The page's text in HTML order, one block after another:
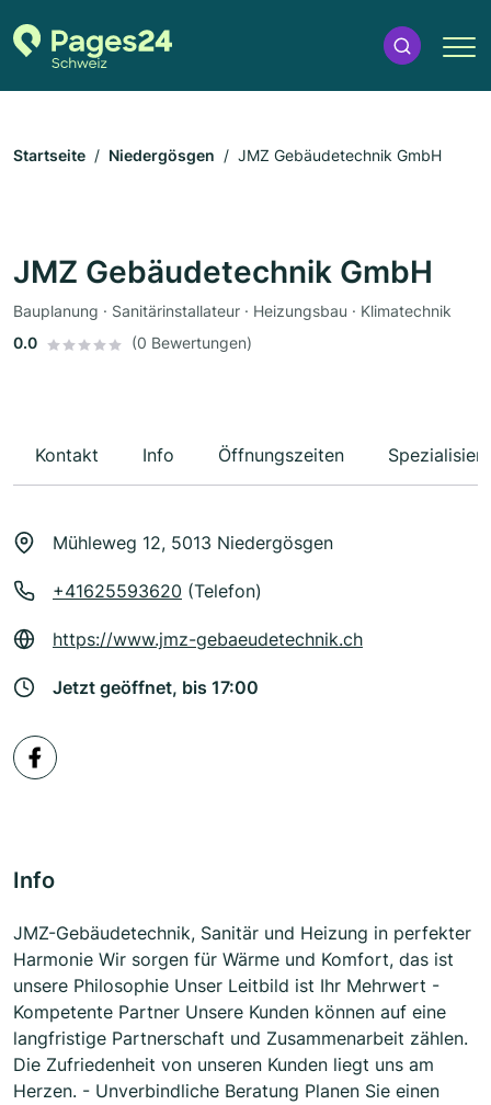
Startseite Niedergösgen JMZ Gebäudetechnik GmbH
JMZ Gebäudetechnik GmbH
Bauplanung · Sanitärinstallateur · Heizungsbau · Klimatechnik
0.0
(0 Bewertungen)
Kontakt Info Öffnungszeiten
Mühleweg 12, 5013 Niedergösgen
+41625593620 (Telefon)
https://www.jmz-gebaeudetechnik.ch
Jetzt geöffnet, bis 17:00
Info
JMZ-Gebäudetechnik, Sanitär und Heizung in perfekter
Harmonie Wir sorgen für Wärme und Komfort, das ist
unsere Philosophie Unser Leitbild ist Ihr Mehrwert -
Kompetente Partner Unsere Kunden können auf eine
langfristige Partnerschaft und Zusammenarbeit zählen.
Die Zufriedenheit von unseren Kunden liegt uns am
Herzen. - Unverbindliche Beratung Planen Sie einen